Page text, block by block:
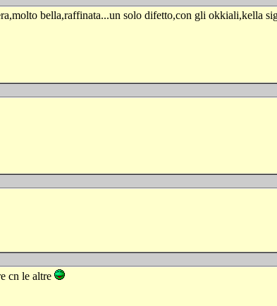
bella,raffinata...un solo difetto,con gli okkiali,kella
cn le altre